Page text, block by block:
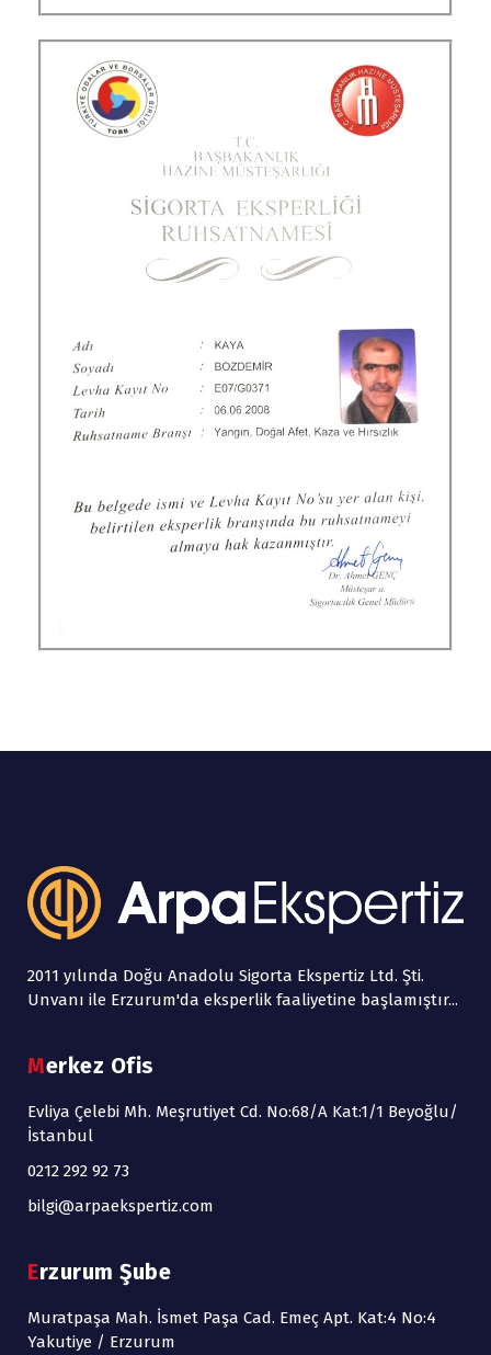
2011 yılında Doğu Anadolu Sigorta Ekspertiz Ltd. Şti.
Unvanı ile Erzurum'da eksperlik faaliyetine başlamıştır...
Merkez Ofis
Evliya Çelebi Mh. Meşrutiyet Cd. No:68/A Kat:1/1 Beyoğlu/
İstanbul
0212 292 92 73
bilgi@arpaekspertiz.com
Erzurum Şube
Muratpaşa Mah. İsmet Paşa Cad. Emeç Apt. Kat:4 No:4
Yakutiye / Erzurum